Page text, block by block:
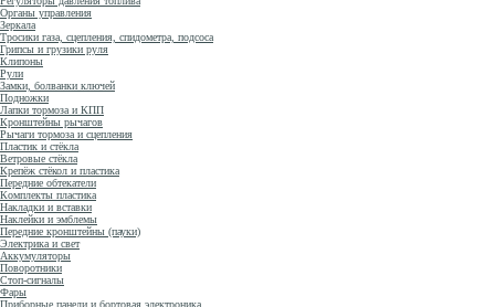
Органы управления
Зеркала
Тросики газа, сцепления, спидометра, подсоса
Грипсы и грузики руля
Клипоны
Рули
Замки, болванки ключей
Подножки
Лапки тормоза и КПП
Кронштейны рычагов
Рычаги тормоза и сцепления
Пластик и стёкла
Ветровые стёкла
Крепёж стёкол и пластика
Передние обтекатели
Комплекты пластика
Накладки и вставки
Наклейки и эмблемы
Передние кронштейны (пауки)
Электрика и свет
Аккумуляторы
Поворотники
Стоп-сигналы
Фары
Приборные панели и бортовая электроника